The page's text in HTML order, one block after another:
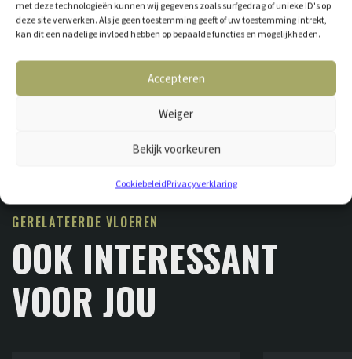
met deze technologieën kunnen wij gegevens zoals surfgedrag of unieke ID's op
deze site verwerken. Als je geen toestemming geeft of uw toestemming intrekt,
kan dit een nadelige invloed hebben op bepaalde functies en mogelijkheden.
Accepteren
Weiger
Bekijk voorkeuren
CookiebeleidPrivacyverklaring
GERELATEERDE VLOEREN
OOK INTERESSANT
VOOR JOU